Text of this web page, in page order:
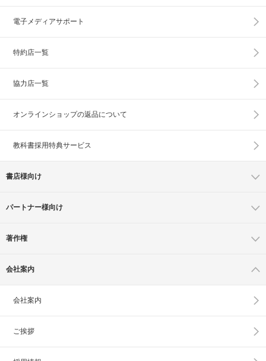
電子メディアサポート
特約店一覧
協力店一覧
オンラインショップの返品について
教科書採用特典サービス
書店様向け
パートナー様向け
著作権
会社案内
会社案内
ご挨拶